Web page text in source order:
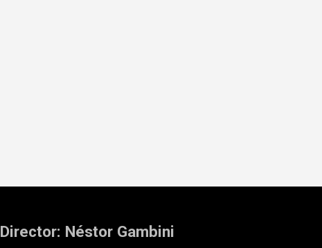
Director: Néstor Gambini